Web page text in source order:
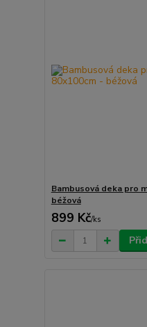
Bambusová deka pro
béžová
899 Kč/ks